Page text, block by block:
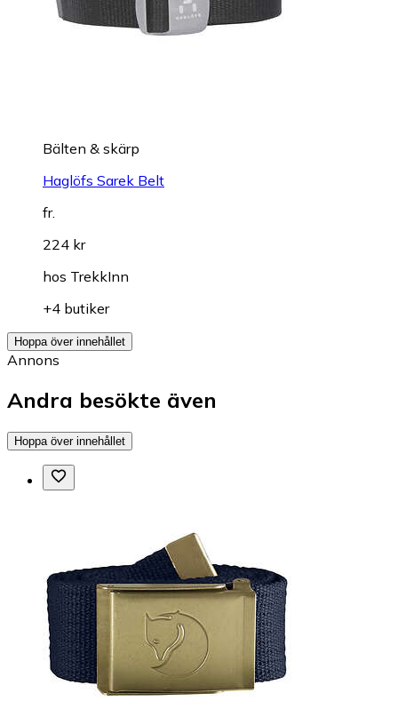
Bälten & skärp
Haglöfs Sarek Belt
fr.
224 kr
hos TrekkInn
+4 butiker
Hoppa över innehållet
Annons
Andra besökte även
Hoppa över innehållet